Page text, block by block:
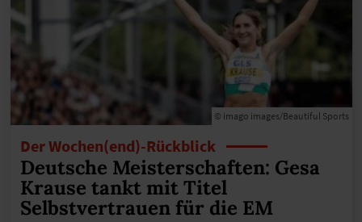
© imago images/Beautiful Sports
Der Wochen(end)-Rückblick
Deutsche Meisterschaften: Gesa
Krause tankt mit Titel
Selbstvertrauen für die EM